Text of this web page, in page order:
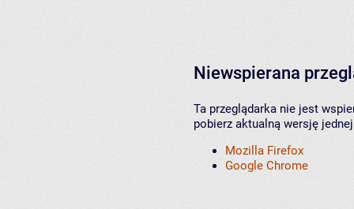
Niewspierana
Ta przeglądarka nie jest
pobierz aktualną wersję
Mozilla Firefox
Google Chrome